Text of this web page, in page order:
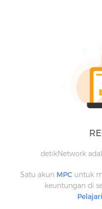
detikNetwork
Satu akun MPC untuk
keuntungan di